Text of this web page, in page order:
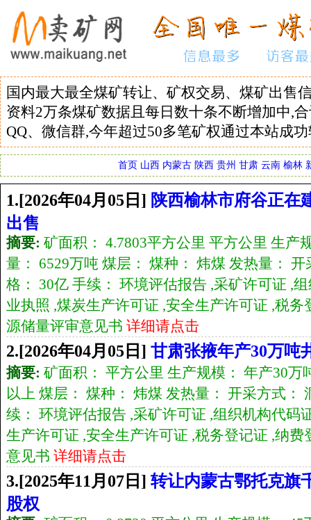
国内最大最全煤矿转让、矿权交易、煤矿出售
资料2万条煤矿数据且每日数十条不断增加中,
QQ、微信群,今年超过50多笔矿权通过本站成功
首页 山西 内蒙古 陕西 贵州 甘肃 云南 榆林
1.[2026年04月05日] 陕西榆林市府谷正在
出售
摘要: 矿面积： 4.7803平方公里 平方公里 生产
量： 6529万吨 煤层： 煤种： 炜煤 发热量：
格： 30亿 手续： 环境评估报告 ,采矿许可证 ,
业执照 ,煤炭生产许可证 ,安全生产许可证 ,税
源储量评审意见书 详细请点击
2.[2026年04月05日] 甘肃张掖年产30万吨
摘要: 矿面积： 平方公里 生产规模： 年产30万
以上 煤层： 煤种： 炜煤 发热量： 开采方式：
续： 环境评估报告 ,采矿许可证 ,组织机构代码
生产许可证 ,安全生产许可证 ,税务登记证 ,纳
意见书 详细请点击
3.[2025年11月07日] 转让内蒙古鄂托克旗
股权